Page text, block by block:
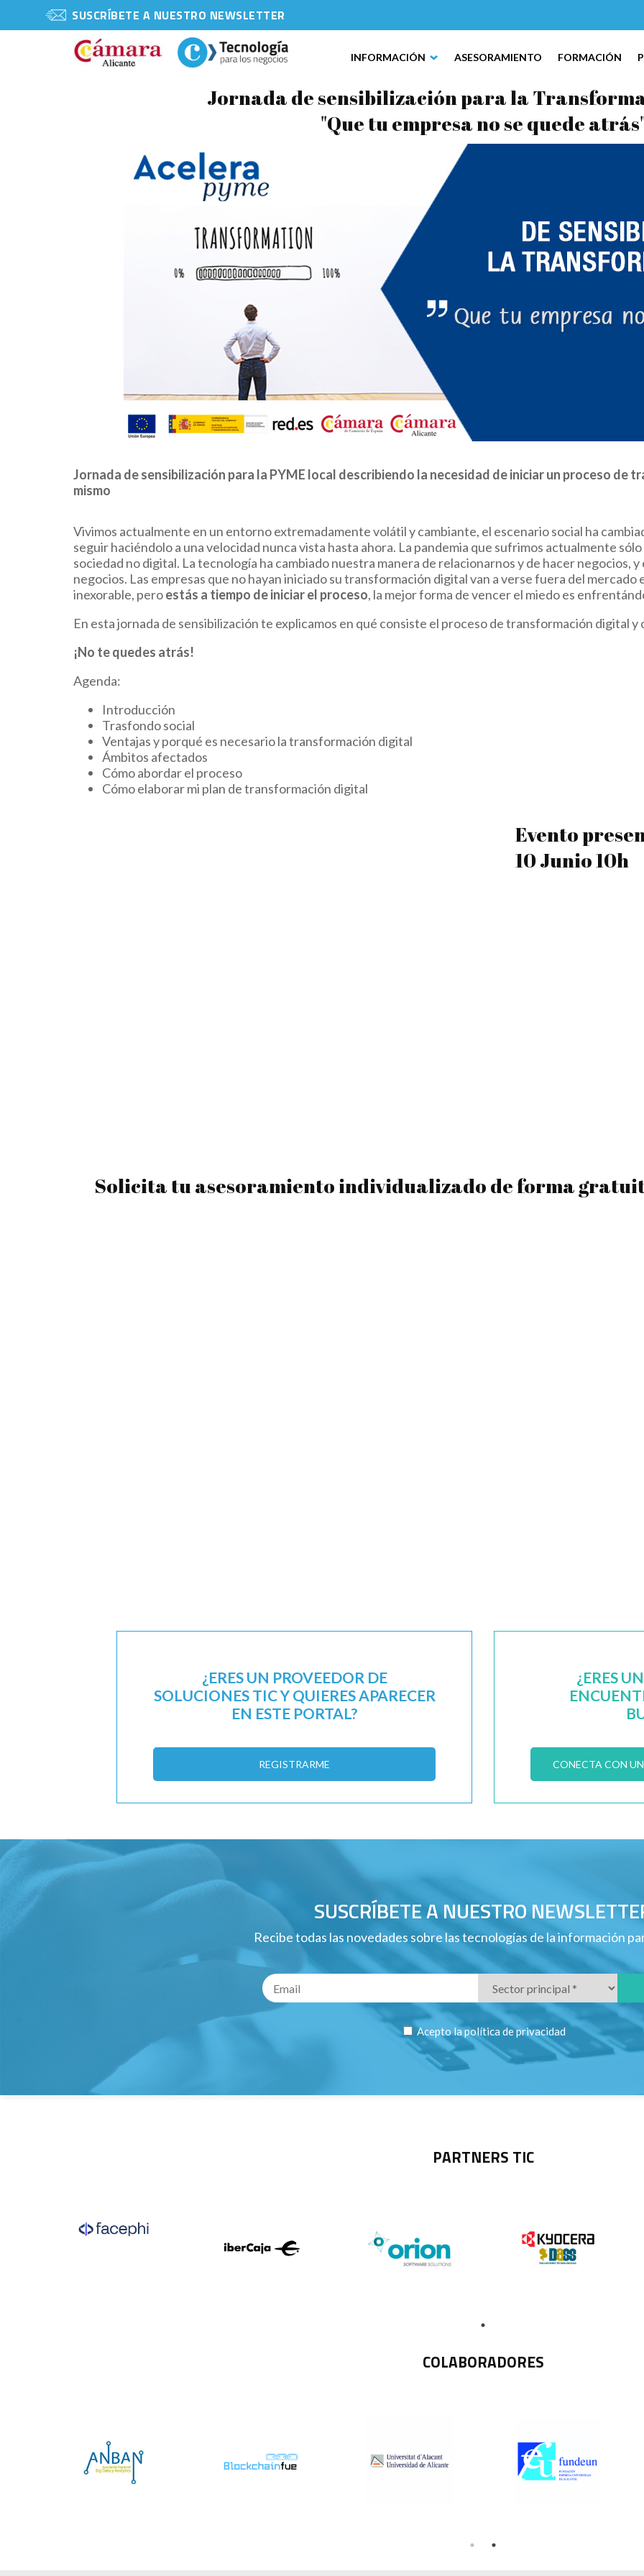
SUSCRÍBETE A NUESTRO NEWSLETTER
INFORMACIÓN ASESORAMIENTO FORMACIÓN
Jornada de sensibilización para la
"Que tu empresa no se quede
Jornada de sensibilización para la PYME local describiendo la necesidad de iniciar un proceso de
mismo
Vivimos actualmente en un entorno extremadamente volátil y cambiante, el escenario social ha
seguir haciéndolo a una velocidad nunca vista hasta ahora. La pandemia que sufrimos actualmente
sociedad no digital. La tecnología ha cambiado nuestra manera de relacionarnos y de hacer negocios,
negocios. Las empresas que no hayan iniciado su transformación digital van a verse fuera del mercado
inexorable, peroestás a tiempo de iniciar el proceso, la mejor forma de vencer el miedo es
En esta jornada de sensibilización te explicamos en qué consiste el proceso de transformación digital y
¡No te quedes atrás!
Agenda:
Introducción
Trasfondo social
Ventajas y porqué es necesario la transformación digital
Ámbitos afectados
Cómo abordar el proceso
Cómo elaborar mi plan de transformación digital
Evento
10 Junio 10h
Solicita tu asesoramiento individualizado de forma
¿ERES UN PROVEEDOR DE
SOLUCIONES TIC Y QUIERES APARECER
EN ESTE PORTAL?
REGISTRARME
¿ERES
CONECTA CON
SUSCRÍBETE A NUESTRO
Recibe todas las novedades sobre las tecnologías de la información
Acepto lapolítica de privacidad
PARTNERS TIC
COLABORADORES